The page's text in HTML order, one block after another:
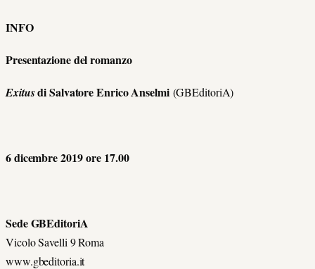
INFO
Presentazione del romanzo
Exitusdi Salvatore Enrico Anselmi(GBEditoriA)
6 dicembre 2019 ore 17.00
Sede GBEditoriA
Vicolo Savelli 9 Roma
www.gbeditoria.it